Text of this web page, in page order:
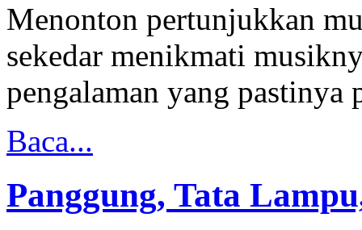
Menonton pertunjukkan
sekedar menikmati
pengalaman yang
Baca...
Panggung, Tata